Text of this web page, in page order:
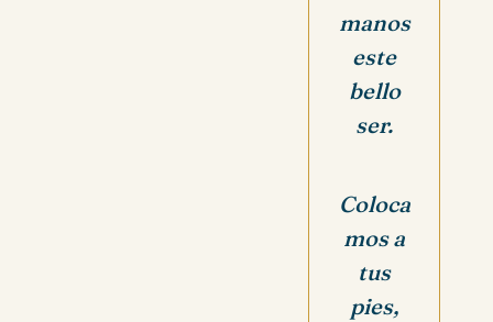
manos
este
bello
ser.
Coloca
mos a
tus
pies,